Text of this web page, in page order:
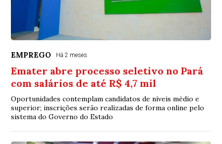
EMPREGO Há 2 meses
Emater abre processo seletivo no Pará
com salários de até R$ 4,7 mil
Oportunidades contemplam candidatos de níveis médio e
superior; inscrições serão realizadas de forma online pelo
sistema do Governo do Estado